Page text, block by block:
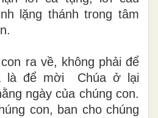
lặng thánh trong tâm
ra về, không phải để
là để mời Chúa ở lại
ngày của chúng con.
con, ban cho chúng